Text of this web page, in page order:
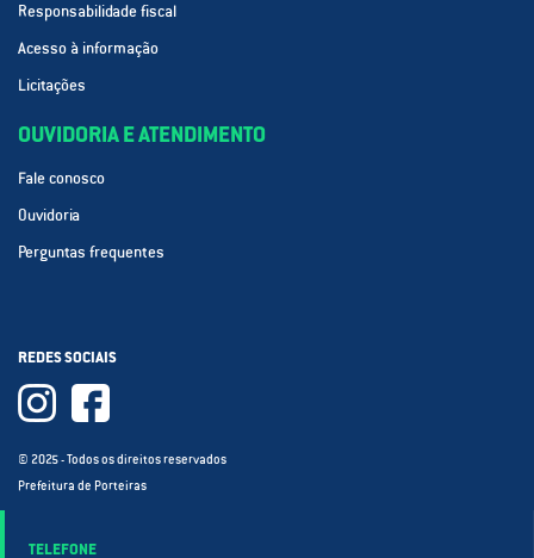
Responsabilidade fiscal
Acesso à informação
Licitações
OUVIDORIA E ATENDIMENTO
Fale conosco
Ouvidoria
Perguntas frequentes
REDES SOCIAIS
© 2025 - Todos os direitos reservados
Prefeitura de Porteiras
TELEFONE